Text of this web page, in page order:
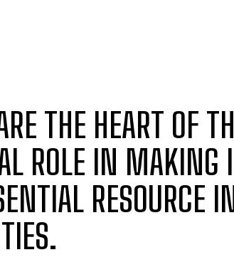
THE HEART OF
ROLE IN MAKING
RESOURCE